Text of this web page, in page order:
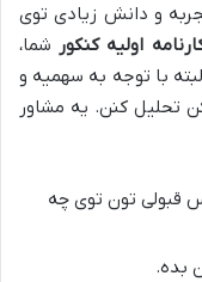
و دانش زیادی توی
اولیه کنکور شما،
با توجه به سهمیه و
تحلیل کنن. یه مشاور
قبولی تون توی چه
بده.